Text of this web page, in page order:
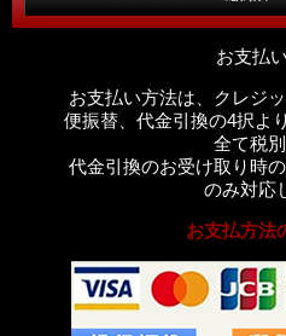
お支払
お支払い方法は、クレジ
便振替、代金引換の4択よ
全て税別
代金引換のお受け取り時
のみ対応
お支払方法